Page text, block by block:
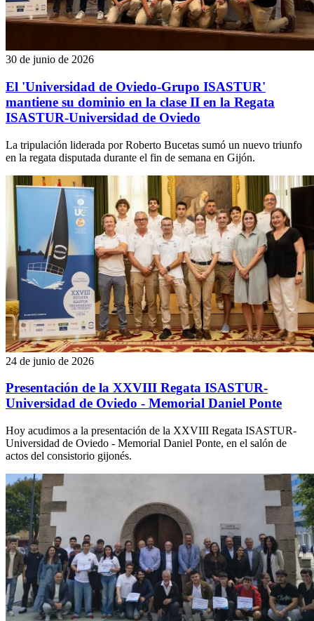
30 de junio de 2026
El 'Universidad de Oviedo-Grupo ISASTUR'
mantiene su dominio en la clase II en la Regata
ISASTUR-Universidad de Oviedo
La tripulación liderada por Roberto Bucetas sumó un nuevo triunfo
en la regata disputada durante el fin de semana en Gijón.
24 de junio de 2026
Presentación de la XXVIII Regata ISASTUR-
Universidad de Oviedo - Memorial Daniel Ponte
Hoy acudimos a la presentación de la XXVIII Regata ISASTUR-
Universidad de Oviedo - Memorial Daniel Ponte, en el salón de
actos del consistorio gijonés.